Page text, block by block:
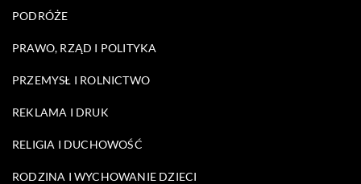
PODRÓŻE
PRAWO, RZĄD I POLITYKA
PRZEMYSŁ I ROLNICTWO
REKLAMA I DRUK
RELIGIA I DUCHOWOŚĆ
RODZINA I WYCHOWANIE DZIECI